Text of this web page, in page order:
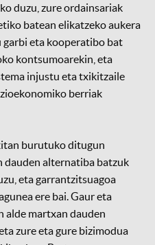
duzu, zure ordainsariak
batean elikatzeko aukera
garbi eta kooperatibo bat
kontsumoarekin, eta
injustu eta txikitzaile
berriak
burutuko ditugun
dauden alternatiba batzuk
eta garrantzitsuagoa
ere bai. Gaur eta
alde martxan dauden
zure eta gure bizimodua